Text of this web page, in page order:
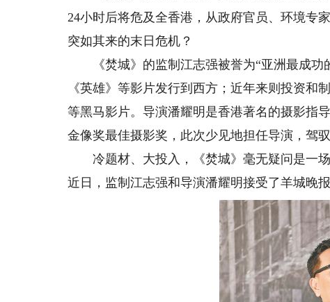
24小时后将危及全香港，从政府官员、环境专
突如其来的末日危机？
《焚城》的监制江志强被誉为“亚洲最成功
《英雄》等影片发行到西方；近年来则投资和
等黑马影片。导演潘耀明是香港著名的摄影指
金像奖最佳摄影奖，此次少见地担任导演，驾
冷题材、大投入，《焚城》毫无疑问是一场
近日，监制江志强和导演潘耀明接受了羊城晚